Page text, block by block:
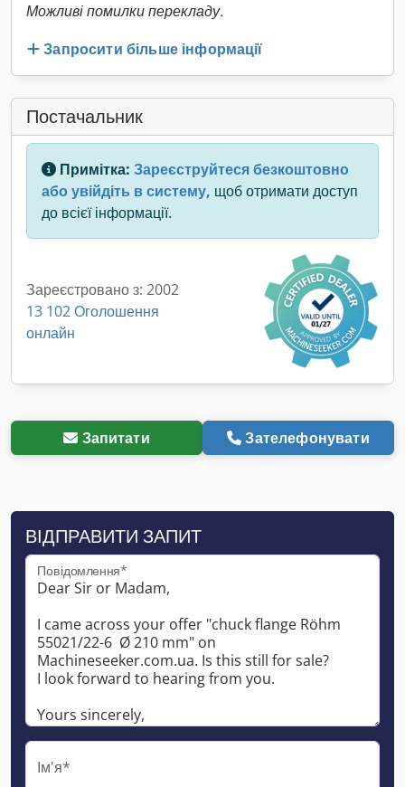
Можливі помилки перекладу.
Запросити більше інформації
Постачальник
Примітка: Зареєструйтеся безкоштовно
або увійдіть в систему, щоб отримати доступ
до всієї інформації.
Зареєстровано з: 2002
13 102 Оголошення
онлайн
Запитати Зателефонувати
ВІДПРАВИТИ ЗАПИТ
Повідомлення*
Ім'я*